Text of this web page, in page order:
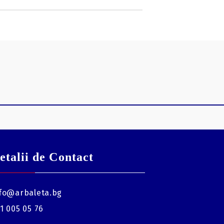
de Contact
005 05 76